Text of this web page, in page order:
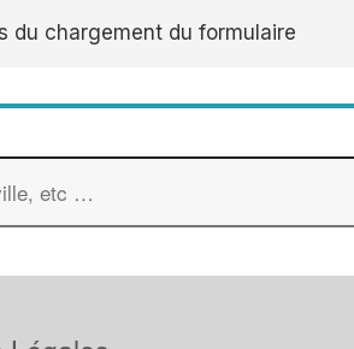
du chargement du formulaire